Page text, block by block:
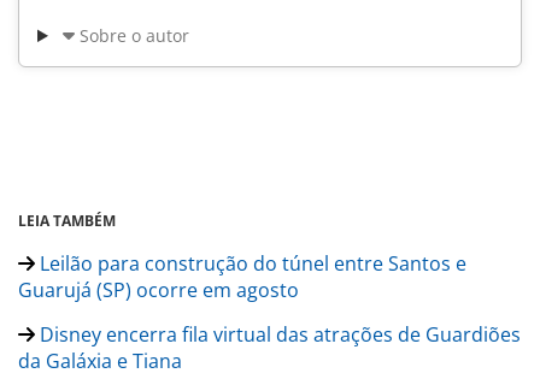
Sobre o autor
LEIA TAMBÉM
Leilão para construção do túnel entre Santos e
Guarujá (SP) ocorre em agosto
Disney encerra fila virtual das atrações de Guardiões
da Galáxia e Tiana